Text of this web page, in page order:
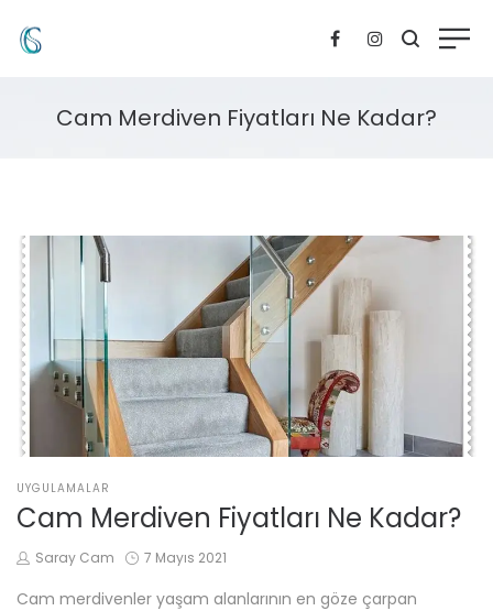
Cam Merdiven Fiyatları Ne Kadar?
POSTED
IN
UYGULAMALAR
Cam Merdiven Fiyatları Ne Kadar?
by
Saray Cam
Posted
7 Mayıs 2021
Cam merdivenler yaşam alanlarının en göze çarpan